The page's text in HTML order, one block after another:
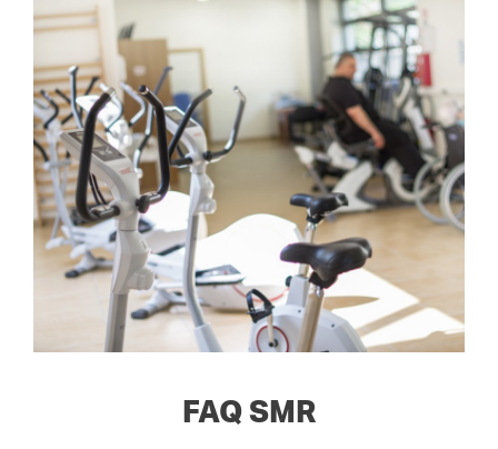
FAQ SMR